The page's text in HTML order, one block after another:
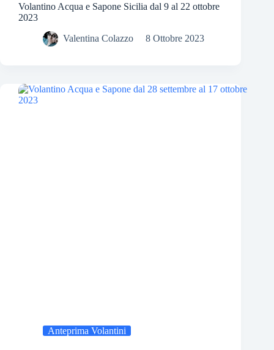
Volantino Acqua e Sapone Sicilia dal 9 al 22 ottobre
2023
Valentina Colazzo 8 Ottobre 2023
Anteprima Volantini